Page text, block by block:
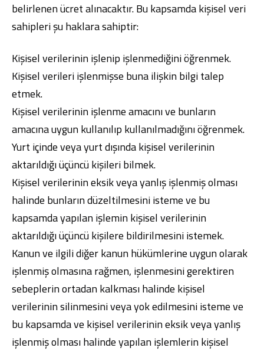
belirlenen ücret alınacaktır. Bu kapsamda kişisel veri
sahipleri şu haklara sahiptir:
Kişisel verilerinin işlenip işlenmediğini öğrenmek.
Kişisel verileri işlenmişse buna ilişkin bilgi talep
etmek.
Kişisel verilerinin işlenme amacını ve bunların
amacına uygun kullanılıp kullanılmadığını öğrenmek.
Yurt içinde veya yurt dışında kişisel verilerinin
aktarıldığı üçüncü kişileri bilmek.
Kişisel verilerinin eksik veya yanlış işlenmiş olması
halinde bunların düzeltilmesini isteme ve bu
kapsamda yapılan işlemin kişisel verilerinin
aktarıldığı üçüncü kişilere bildirilmesini istemek.
Kanun ve ilgili diğer kanun hükümlerine uygun olarak
işlenmiş olmasına rağmen, işlenmesini gerektiren
sebeplerin ortadan kalkması halinde kişisel
verilerinin silinmesini veya yok edilmesini isteme ve
bu kapsamda ve kişisel verilerinin eksik veya yanlış
işlenmiş olması halinde yapılan işlemlerin kişisel